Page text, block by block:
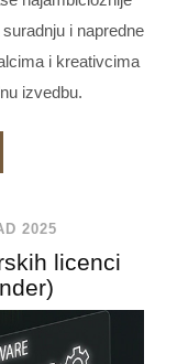
i napredne
i kreativcima
izvedbu.
2025
licenci